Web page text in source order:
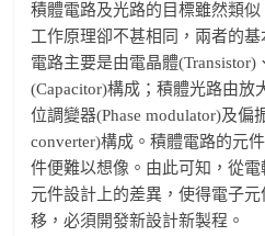
積體電路及光路的目標雖然類
工作原理卻不甚相同，兩者的
電路主要是由電晶體(Transistor)
(Capacitor)構成；積體光路由放
位調變器(Phase modulator)及偏
converter)構成。積體電路的元
件便難以想像。由此可知，從
元件設計上的差異，使得電子
移，必須開發新設計新製程。